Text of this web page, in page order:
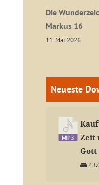
Die
Markus 16
11. Mai 2026
Neueste
Zeit
Gott